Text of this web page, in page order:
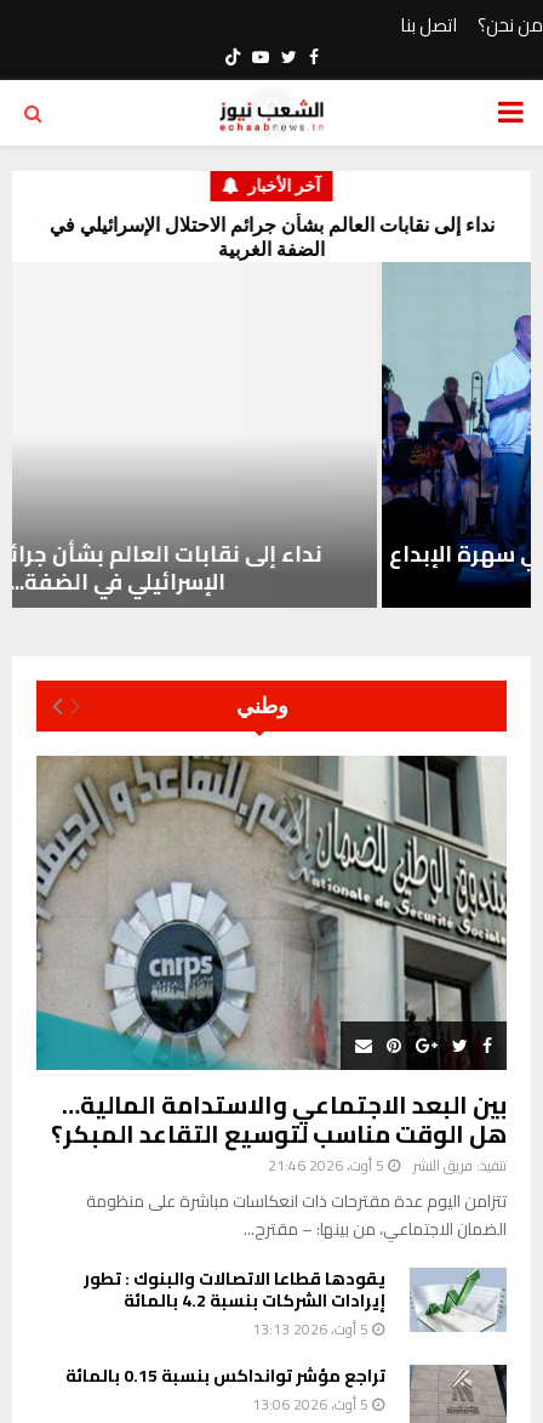
من نحن؟ اتصل بنا
Facebook
Twitter
Youtube
PRIMARY
آخر الأخبار
نداء إلى نقابات العالم بشأن جرائم الاحتلال الإسرائيلي في
الضفة الغربية
نداء إلى نقابات العالم بشأن جرائم الاحتلال
الإسرائيلي في الضفة...
وطني
بين البعد الاجتماعي والاستدامة المالية…
هل الوقت مناسب لتوسيع التقاعد المبكر؟
تنفيذ: فريق النشر 5 أوت، 2026 21:46
تتزامن اليوم عدة مقترحات ذات انعكاسات مباشرة على منظومة
الضمان الاجتماعي، من بينها: – مقترح...
يقودها قطاعا الاتصالات والبنوك : تطور
إيرادات الشركات بنسبة 4.2 بالمائة
5 أوت، 2026 13:13
تراجع مؤشر توانداكس بنسبة 0.15 بالمائة
5 أوت، 2026 13:06